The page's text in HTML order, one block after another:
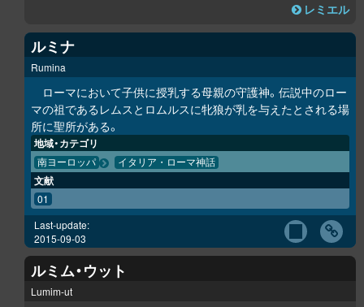
レミエル
ルミナ
Rumina
ローマにおいて子供に授乳する母親の守護神。伝説中のロー
マの祖であるレムスとロムルスに牝狼が乳を与えたとされる場
所に聖所がある。
地域・カテゴリ
南ヨーロッパ イタリア・ローマ神話
文献
01
Last-update:
2015-09-03
ルミム・ウット
Lumim-ut